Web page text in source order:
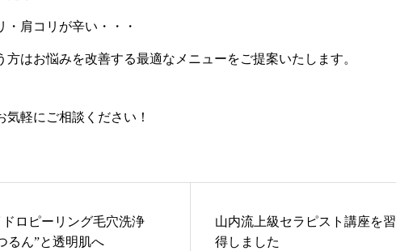
・肩コリが辛い・・・
方はお悩みを改善する最適なメニューをご提案いたします。
気軽にご相談ください！
ロピーリング毛穴洗浄
るん”と透明肌へ
山内流上級セラピスト講座を習
得しました